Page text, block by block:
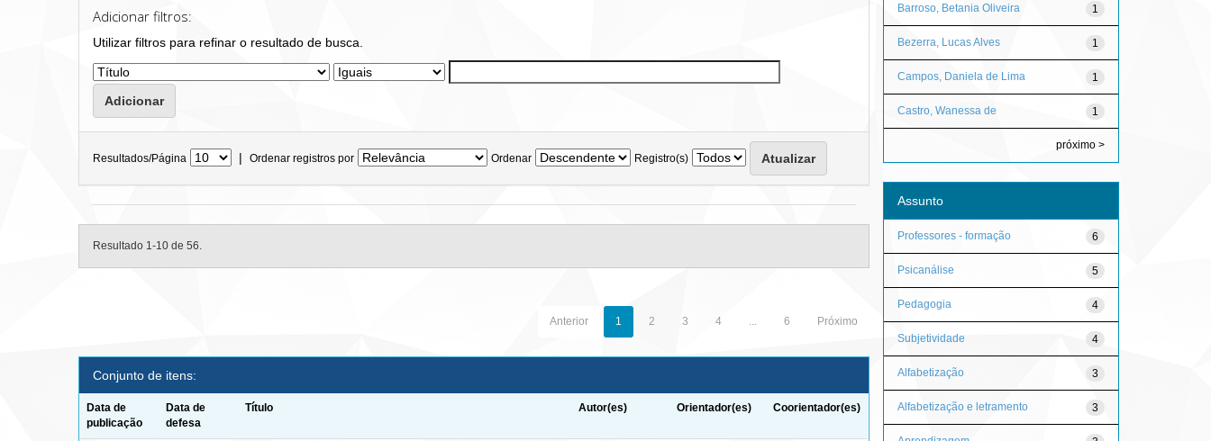
Adicionar filtros:
Utilizar filtros para refinar o resultado de busca.
Resultados/Página | Ordenar registros por Ordenar Registro(s)
Resultado 1-10 de 56.
Anterior 1 2 3 4 ... 6 Próximo
Conjunto de itens:
Data de
publicação
Data de
defesa
Título Autor(es) Orientador(es) Coorientador(es)
1
Barroso, Betania Oliveira
1
Bezerra, Lucas Alves
1
Campos, Daniela de Lima
1
Castro, Wanessa de
próximo >
Assunto
6
Professores - formação
5
Psicanálise
4
Pedagogia
4
Subjetividade
3
Alfabetização
3
Alfabetização e letramento